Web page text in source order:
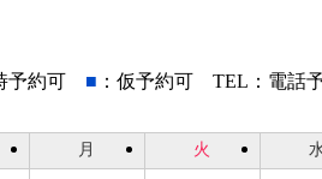
予約可 ■ ：仮予約可 TEL：電話
月 火